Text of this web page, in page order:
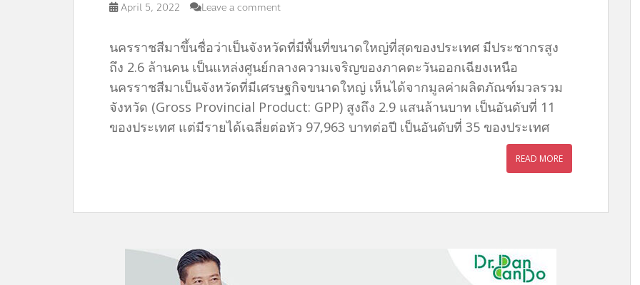
April 5, 2022 Leave a comment
นครราชสีมาขึ้นชื่อว่าเป็นจังหวัดที่มีพื้นที่ขนาดใหญ่ที่สุดของประเทศ มีประชากรสูง
ถึง 2.6 ล้านคน เป็นแหล่งศูนย์กลางความเจริญของภาคตะวันออกเฉียงเหนือ
นครราชสีมาเป็นจังหวัดที่มีเศรษฐกิจขนาดใหญ่ เห็นได้จากมูลค่าผลิตภัณฑ์มวลรวม
จังหวัด (Gross Provincial Product: GPP) สูงถึง 2.9 แสนล้านบาท เป็นอันดับที่ 11
ของประเทศ แต่มีรายได้เฉลี่ยต่อหัว 97,963 บาทต่อปี เป็นอันดับที่ 35 ของประเทศ
READ MORE